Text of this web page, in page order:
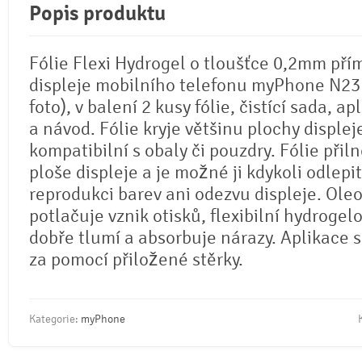
Popis produktu
Fólie Flexi Hydrogel o tloušťce 0,2mm
displeje mobilního telefonu myPhone
foto), v balení 2 kusy fólie, čistící sada,
a návod. Fólie kryje většinu plochy
kompatibilní s obaly či pouzdry. Fólie
ploše displeje a je možné ji kdykoli
reprodukci barev ani odezvu displeje.
potlačuje vznik otisků, flexibilní
dobře tlumí a absorbuje nárazy. Aplikace
za pomocí přiložené stěrky.
Kategorie: myPhone